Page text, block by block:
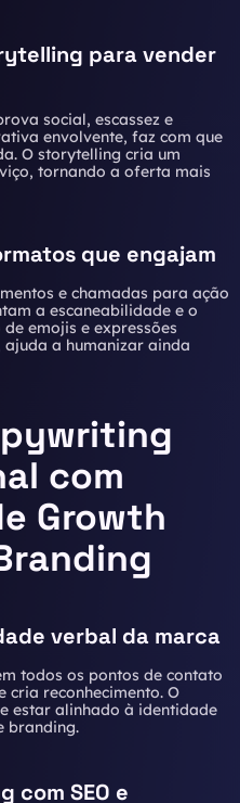
para vender
social, escassez e
envolvente, faz com que
O storytelling cria um
tornando a oferta mais
que engajam
e chamadas para ação
a escaneabilidade e o
emojis e expressões
a humanizar ainda
com
Growth
verbal da marca
todos os pontos de contato
cria reconhecimento. O
estar alinhado à identidade
branding.
com SEO e